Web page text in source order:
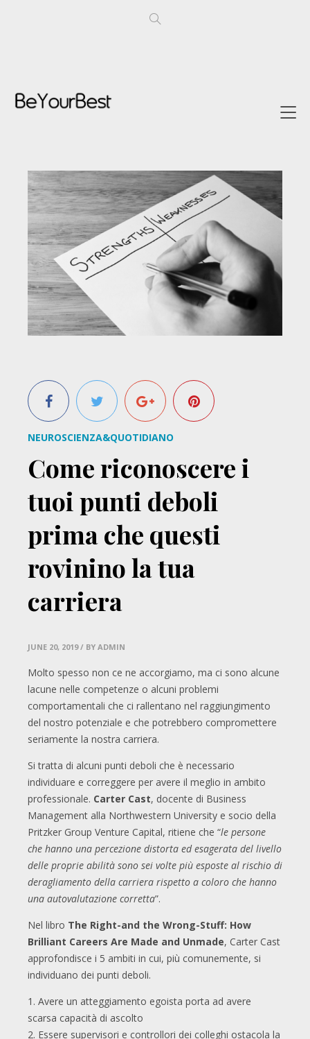
NEUROSCIENZA&QUOTIDIANO
Come riconoscere i
tuoi punti deboli
prima che questi
rovinino la tua
carriera
JUNE 20, 2019 / BY ADMIN
Molto spesso non ce ne accorgiamo, ma ci sono alcune
lacune nelle competenze o alcuni problemi
comportamentali che ci rallentano nel raggiungimento
del nostro potenziale e che potrebbero compromettere
seriamente la nostra carriera.
Si tratta di alcuni punti deboli che è necessario
individuare e correggere per avere il meglio in ambito
professionale. Carter Cast, docente di Business
Management alla Northwestern University e socio della
Pritzker Group Venture Capital, ritiene che “le persone
che hanno una percezione distorta ed esagerata del livello
delle proprie abilità sono sei volte più esposte al rischio di
deragliamento della carriera rispetto a coloro che hanno
una autovalutazione corretta”.
Nel libro The Right-and the Wrong-Stuff: How
Brilliant Careers Are Made and Unmade, Carter Cast
approfondisce i 5 ambiti in cui, più comunemente, si
individuano dei punti deboli.
1. Avere un atteggiamento egoista porta ad avere
scarsa capacità di ascolto
2. Essere supervisori e controllori dei colleghi ostacola la